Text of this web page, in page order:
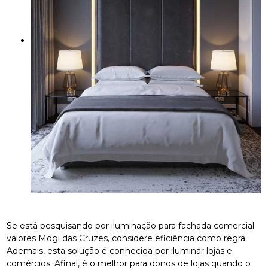
Se está pesquisando por iluminação para fachada comercial
valores Mogi das Cruzes, considere eficiência como regra.
Ademais, esta solução é conhecida por iluminar lojas e
comércios. Afinal, é o melhor para donos de lojas quando o